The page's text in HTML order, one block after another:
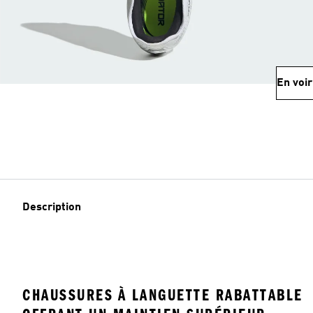
En
Description
CHAUSSURES À LANGUETTE RABATTABLE